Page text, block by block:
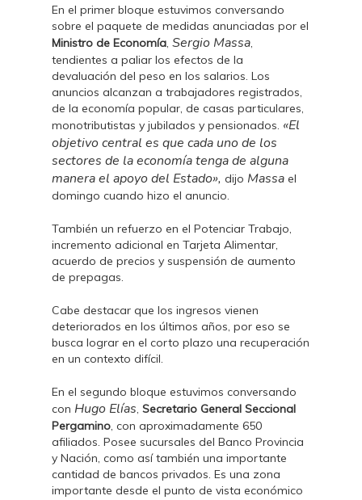
En el primer bloque estuvimos conversando
sobre el paquete de medidas anunciadas por el
Ministro de Economía,Sergio Massa,
tendientes a paliar los efectos de la
devaluación del peso en los salarios. Los
anuncios alcanzan a trabajadores registrados,
de la economía popular, de casas particulares,
monotributistas y jubilados y pensionados. «El
objetivo central es que cada uno de los
sectores de la economía tenga de alguna
manera el apoyo del Estado», dijo Massa el
domingo cuando hizo el anuncio.
También un refuerzo en el Potenciar Trabajo,
incremento adicional en Tarjeta Alimentar,
acuerdo de precios y suspensión de aumento
de prepagas.
Cabe destacar que los ingresos vienen
deteriorados en los últimos años, por eso se
busca lograr en el corto plazo una recuperación
en un contexto difícil.
En el segundo bloque estuvimos conversando
con Hugo Elías,Secretario General Seccional
Pergamino, con aproximadamente 650
afiliados. Posee sucursales del Banco Provincia
y Nación, como así también una importante
cantidad de bancos privados. Es una zona
importante desde el punto de vista económico